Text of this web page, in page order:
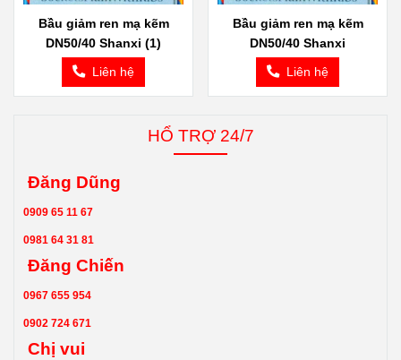
Bầu giảm ren mạ kẽm
DN50/40 Shanxi (1)
Liên hệ
Bầu giảm ren mạ kẽm
DN50/40 Shanxi
Liên hệ
HỔ TRỢ 24/7
Đăng Dũng
0909 65 11 67
0981 64 31 81
Đăng Chiến
0967 655 954
0902 724 671
Chị vui